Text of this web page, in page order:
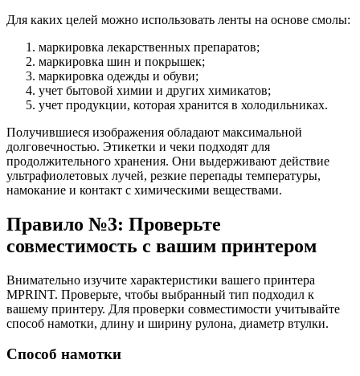
Для каких целей можно использовать ленты на основе смолы:
маркировка лекарственных препаратов;
маркировка шин и покрышек;
маркировка одежды и обуви;
учет бытовой химии и других химикатов;
учет продукции, которая хранится в холодильниках.
Получившиеся изображения обладают максимальной
долговечностью. Этикетки и чеки подходят для
продолжительного хранения. Они выдерживают действие
ультрафиолетовых лучей, резкие перепады температуры,
намокание и контакт с химическими веществами.
Правило №3: Проверьте
совместимость с вашим принтером
Внимательно изучите характеристики вашего принтера
MPRINT. Проверьте, чтобы выбранный тип подходил к
вашему принтеру. Для проверки совместимости учитывайте
способ намотки, длину и ширину рулона, диаметр втулки.
Способ намотки